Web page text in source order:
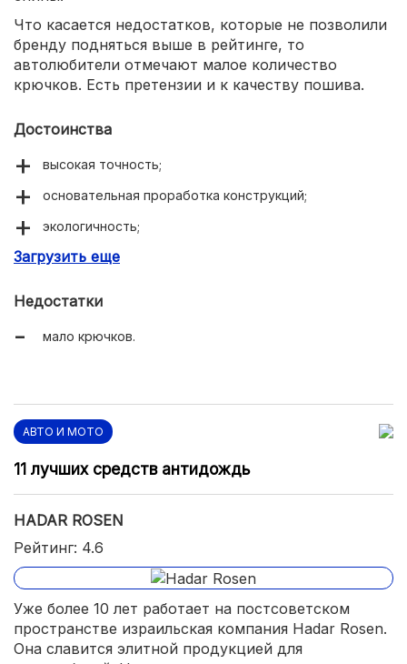
Что касается недостатков, которые не позволили
бренду подняться выше в рейтинге, то
автолюбители отмечают малое количество
крючков. Есть претензии и к качеству пошива.
Достоинства
высокая точность;
основательная проработка конструкций;
экологичность;
поддержка спины.
Загрузить еще
Недостатки
мало крючков.
АВТО И МОТО
11 лучших средств антидождь
HADAR ROSEN
Рейтинг: 4.6
Уже более 10 лет работает на постсоветском
пространстве израильская компания Hadar Rosen.
Она славится элитной продукцией для